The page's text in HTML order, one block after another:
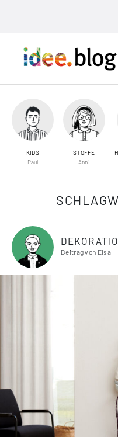
KIDS
Paul
STOFFE
Anni
Beitrag von Elsa